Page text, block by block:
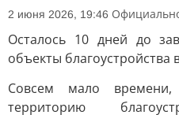
2 июня 2026, 19:46
Осталось 10 дней до
объекты благоустройства
Совсем мало
территорию